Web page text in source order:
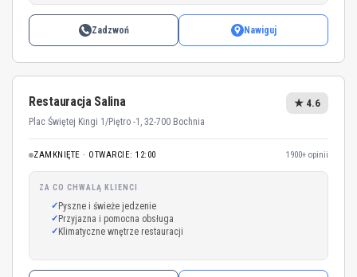
Zadzwoń Nawiguj
Restauracja Salina
Plac Świętej Kingi 1/Piętro -1, 32-700 Bochnia
★ 4.6
ZAMKNIĘTE · OTWARCIE: 12:00 1900+ opinii
ZA CO CHWALĄ KLIENCI
Pyszne i świeże jedzenie
Przyjazna i pomocna obsługa
Klimatyczne wnętrze restauracji